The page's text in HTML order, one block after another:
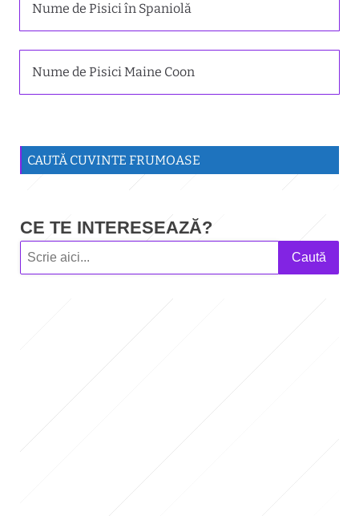
Nume de Pisici în Spaniolă
Nume de Pisici Maine Coon
CAUTĂ CUVINTE FRUMOASE
CE TE INTERESEAZĂ?
Caută